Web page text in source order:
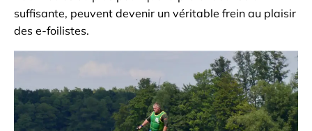
suffisante, peuvent devenir un véritable frein au plaisir
des e-foilistes.